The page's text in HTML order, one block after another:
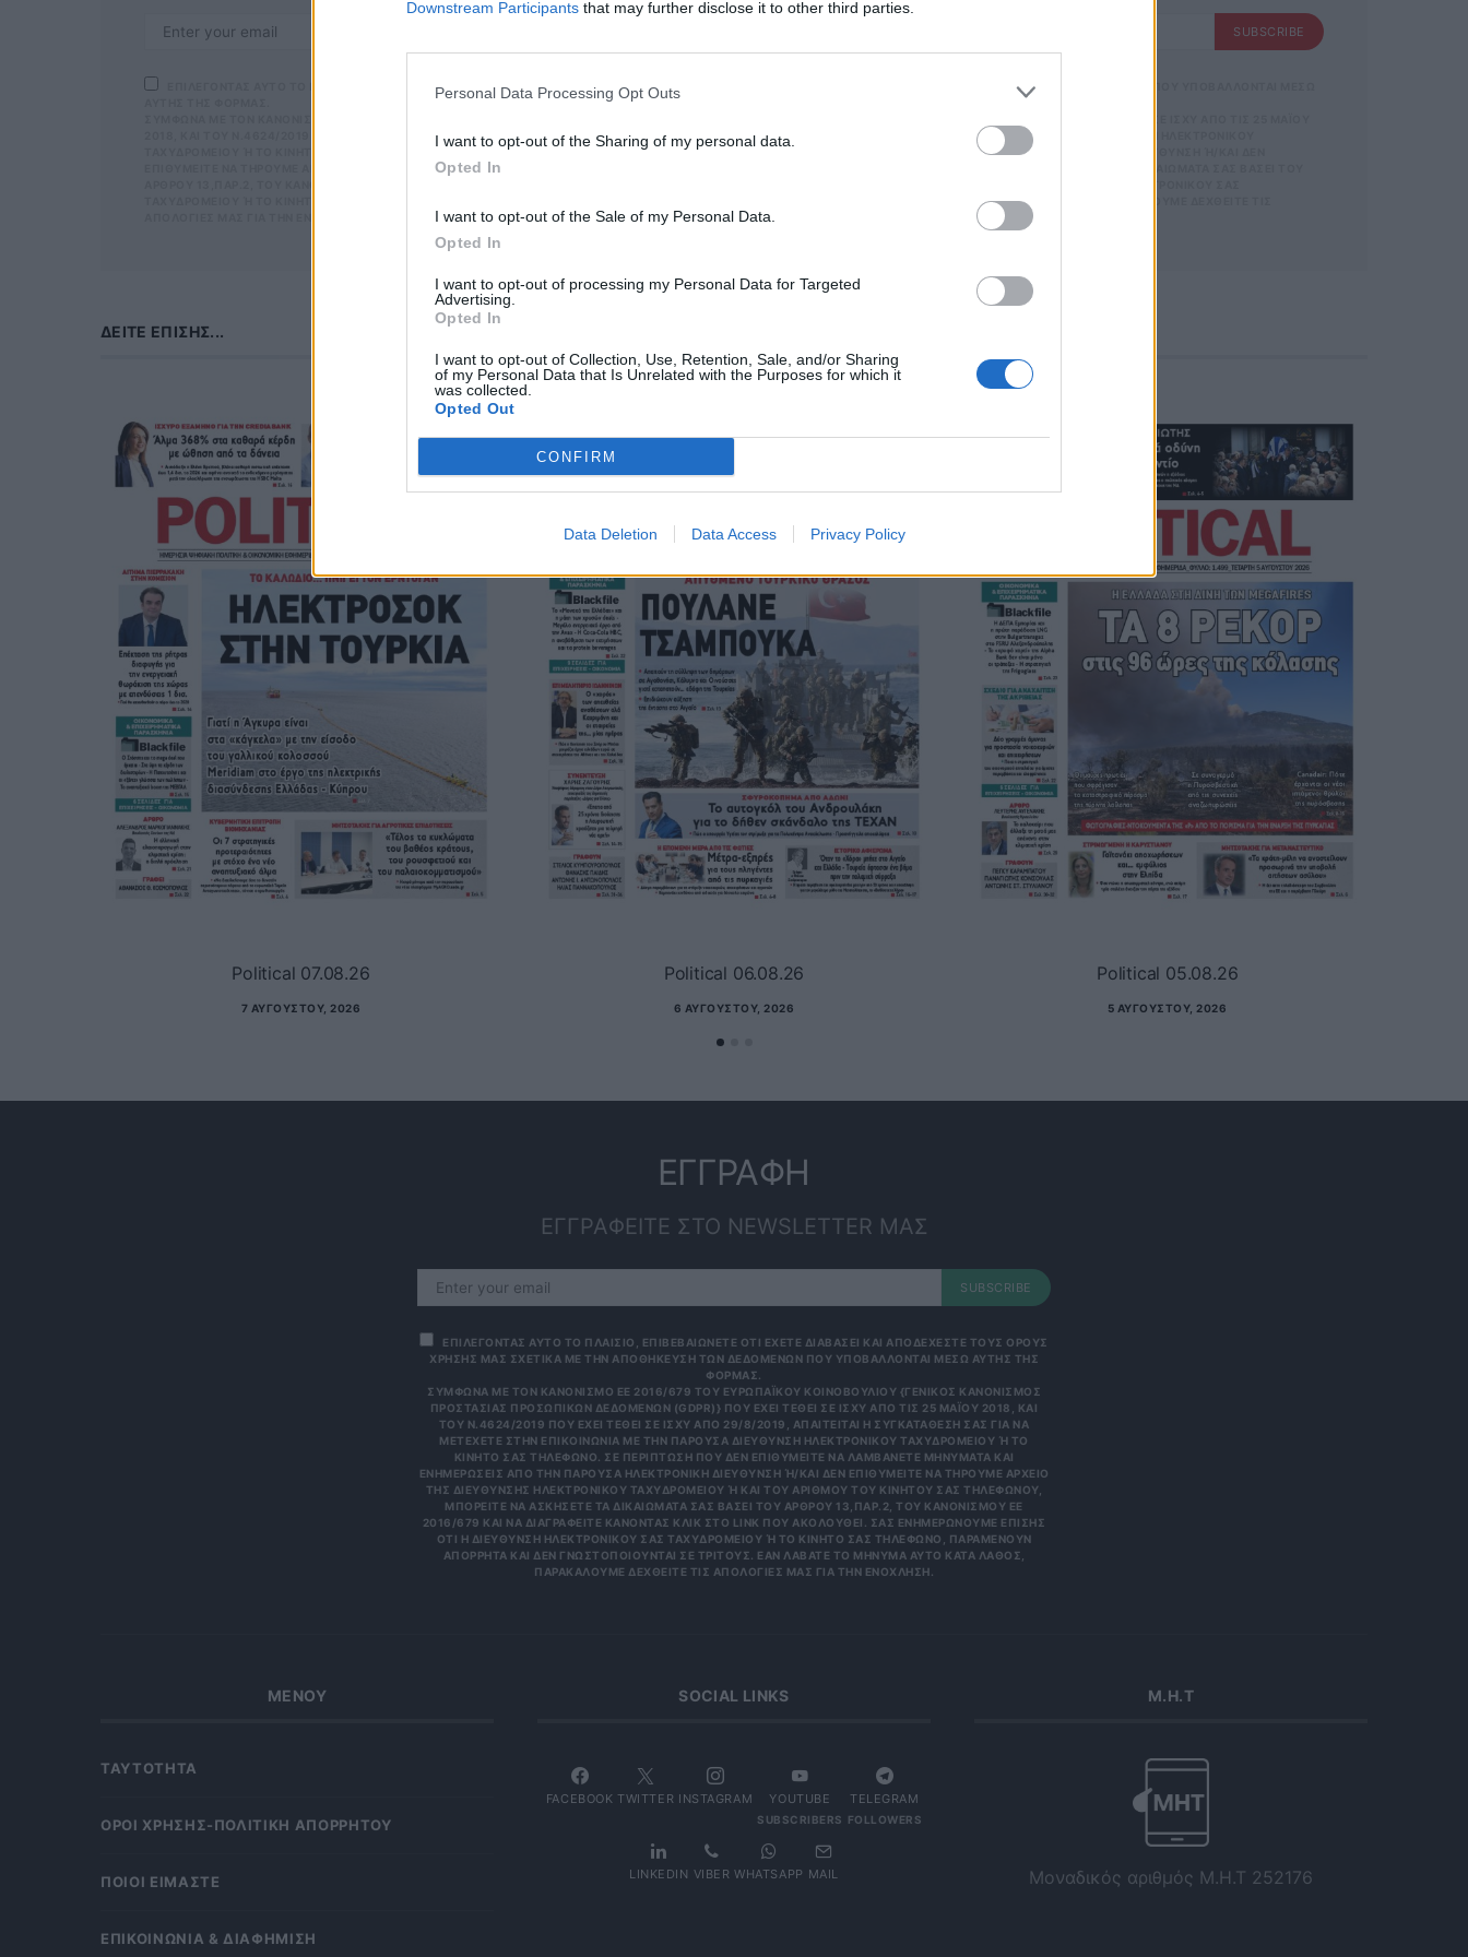
Downstream Participants that may further disclose it to other third parties.
Personal Data Processing Opt Outs
I want to opt-out of the Sharing of my personal data.
Opted In
I want to opt-out of the Sale of my Personal Data.
Opted In
I want to opt-out of processing my Personal Data for Targeted
Advertising.
Opted In
I want to opt-out of Collection, Use, Retention, Sale, and/or Sharing
of my Personal Data that Is Unrelated with the Purposes for which it
was collected.
Opted Out
CONFIRM
Data Deletion Data Access Privacy Policy
SUBSCRIBE
ΕΠΙΛΕΓΟΝΤΑΣ ΑΥΤΟ ΤΟ ΠΛΑΙΣΙΟ, ΕΠΙΒΕΒΑΙΩΝΕΤΕ ΟΤΙ ΕΧΕΤΕ ΔΙΑΒΑΣΕΙ ΚΑΙ ΑΠΟΔΕΧΕΣΤΕ ΤΟΥΣ ΟΡΟΥΣ ΧΡΗΣΗΣ ΜΑΣ ΣΧΕΤΙΚΑ ΜΕ ΤΗΝ ΑΠΟΘΗΚΕΥΣΗ ΤΩΝ ΔΕΔΟΜΕΝΩΝ ΠΟΥ ΥΠΟΒΑΛΛΟΝΤΑΙ ΜΕΣΩ
2018, ΚΑΙ ΤΟΥ Ν.4624/2019 ΠΟΥ ΈΧΕΙ ΤΕΘΕΊ ΣΕ ΙΣΧΎ ΑΠΌ 29/8/2019, ΑΠΑΙΤΕΊΤΑΙ Η ΣΥΓΚΑΤΆΘΕΣΉ ΣΑΣ ΓΙΑ ΝΑ ΜΕΤΈΧΕΤΕ ΣΤΗΝ ΕΠΙΚΟΙΝΩΝΊΑ ΜΕ ΤΗΝ ΠΑΡΟΎΣΑ ΔΙΕΎΘΥΝΣΗ ΗΛΕΚΤΡΟΝΙΚΟΎ
ΤΑΧΥΔΡΟΜΕΊΟΥ Ή ΤΟ ΚΙΝΗΤΌ ΣΑΣ ΤΗΛΈΦΩΝΟ. ΣΕ ΠΕΡΊΠΤΩΣΗ ΠΟΥ ΔΕΝ ΕΠΙΘΥΜΕΊΤΕ ΝΑ ΛΑΜΒΆΝΕΤΕ ΜΗΝΎΜΑΤΑ ΚΑΙ ΕΝΗΜΕΡΏΣΕΙΣ ΑΠΌ ΤΗΝ ΠΑΡΟΎΣΑ ΗΛΕΚΤΡΟΝΙΚΉ ΔΙΕΎΘΥΝΣΗ Ή/ΚΑΙ ΔΕΝ ΕΠ
ΙΘΥΜΕΊΤΕ ΝΑ ΤΗΡΟΎΜΕ ΑΡΧΕΊΟ ΤΗΣ ΔΙΕΎΘΥΝΣΗΣ ΗΛΕΚΤΡΟΝΙΚΟΎ ΤΑΧΥΔΡΟΜΕΊΟΥ Ή ΚΑΙ ΤΟΥ ΑΡΙΘΜΟΎ ΤΟΥ ΚΙΝΗΤΟΎ ΣΑΣ ΤΗΛΕΦΏΝΟΥ, ΜΠΟΡΕΊΤΕ ΝΑ ΑΣΚΉΣΕΤΕ ΤΑ ΔΙΚΑΙΏΜΑΤΆ ΣΑΣ ΒΆΣΕΙ ΤΟΥ ΆΡΘ
ΥΔΡΟΜΕΊΟΥ Ή ΤΟ ΚΙΝΗΤΌ ΣΑΣ ΤΗΛΈΦΩΝΟ, ΠΑΡΑΜΈΝΟΥΝ ΑΠΌΡΡΗΤΑ ΚΑΙ ΔΕΝ ΓΝΩΣΤΟΠΟΙΟΎΝΤΑΙ ΣΕ ΤΡΊΤΟΥΣ. ΕΆΝ ΛΆΒΑΤΕ ΤΟ ΜΉΝΥΜΑ ΑΥΤΌ ΚΑΤΆ ΛΆΘΟΣ, ΠΑΡΑΚΑΛΟΎΜΕ ΔΕΧΘΕΊΤΕ ΤΙΣ ΑΠΟΛ
ΔΕΊΤΕ ΕΠΊΣΗΣ...
Political 07.08.26
7 ΑΥΓΟΎΣΤΟΥ, 2026
Political 06.08.26
6 ΑΥΓΟΎΣΤΟΥ, 2026
Political 05.08.26
5 ΑΥΓΟΎΣΤΟΥ, 2026
ΕΓΓΡΑΦΗ
ΕΓΓΡΑΦΕΙΤΕ ΣΤΟ NEWSLETTER ΜΑΣ
SUBSCRIBE
ΕΠΙΛΕΓΟΝΤΑΣ ΑΥΤΟ ΤΟ ΠΛΑΙΣΙΟ, ΕΠΙΒΕΒΑΙΩΝΕΤΕ ΟΤΙ ΕΧΕΤΕ ΔΙΑΒΑΣΕΙ ΚΑΙ ΑΠΟΔΕΧΕΣΤΕ ΤΟΥΣ ΟΡΟΥΣ
ΧΡΗΣΗΣ ΜΑΣ ΣΧΕΤΙΚΑ ΜΕ ΤΗΝ ΑΠΟΘΗΚΕΥΣΗ ΤΩΝ ΔΕΔΟΜΕΝΩΝ ΠΟΥ ΥΠΟΒΑΛΛΟΝΤΑΙ ΜΕΣΩ ΑΥΤΗΣ ΤΗΣ
ΦΟΡΜΑΣ.
ΣΎΜΦΩΝΑ ΜΕ ΤΟΝ ΚΑΝΟΝΙΣΜΌ ΕΕ 2016/679 ΤΟΥ ΕΥΡΩΠΑΪΚΟΎ ΚΟΙΝΟΒΟΥΛΊΟΥ {ΓΕΝΙΚΌΣ ΚΑΝΟΝΙΣΜΌΣ
ΠΡΟΣΤΑΣΊΑΣ ΠΡΟΣΩΠΙΚΏΝ ΔΕΔΟΜΈΝΩΝ (GDPR)} ΠΟΥ ΈΧΕΙ ΤΕΘΕΊ ΣΕ ΙΣΧΎ ΑΠΌ ΤΙΣ 25 ΜΑΪ́ΟΥ 2018, ΚΑΙ
ΤΟΥ Ν.4624/2019 ΠΟΥ ΈΧΕΙ ΤΕΘΕΊ ΣΕ ΙΣΧΎ ΑΠΌ 29/8/2019, ΑΠΑΙΤΕΊΤΑΙ Η ΣΥΓΚΑΤΆΘΕΣΉ ΣΑΣ ΓΙΑ ΝΑ
ΜΕΤΈΧΕΤΕ ΣΤΗΝ ΕΠΙΚΟΙΝΩΝΊΑ ΜΕ ΤΗΝ ΠΑΡΟΎΣΑ ΔΙΕΎΘΥΝΣΗ ΗΛΕΚΤΡΟΝΙΚΟΎ ΤΑΧΥΔΡΟΜΕΊΟΥ Ή ΤΟ Κ
ΙΝΗΤΌ ΣΑΣ ΤΗΛΈΦΩΝΟ. ΣΕ ΠΕΡΊΠΤΩΣΗ ΠΟΥ ΔΕΝ ΕΠΙΘΥΜΕΊΤΕ ΝΑ ΛΑΜΒΆΝΕΤΕ ΜΗΝΎΜΑΤΑ ΚΑΙ Ε
ΝΗΜΕΡΏΣΕΙΣ ΑΠΌ ΤΗΝ ΠΑΡΟΎΣΑ ΗΛΕΚΤΡΟΝΙΚΉ ΔΙΕΎΘΥΝΣΗ Ή/ΚΑΙ ΔΕΝ ΕΠΙΘΥΜΕΊΤΕ ΝΑ ΤΗΡΟΎΜΕ ΑΡΧΕΊΟ ΤΗ
Σ ΔΙΕΎΘΥΝΣΗΣ ΗΛΕΚΤΡΟΝΙΚΟΎ ΤΑΧΥΔΡΟΜΕΊΟΥ Ή ΚΑΙ ΤΟΥ ΑΡΙΘΜΟΎ ΤΟΥ ΚΙΝΗΤΟΎ ΣΑΣ ΤΗΛΕΦΏΝΟΥ, ΜΠΟ
ΡΕΊΤΕ ΝΑ ΑΣΚΉΣΕΤΕ ΤΑ ΔΙΚΑΙΏΜΑΤΆ ΣΑΣ ΒΆΣΕΙ ΤΟΥ ΆΡΘΡΟΥ 13,ΠΑΡ.2, ΤΟΥ ΚΑΝΟΝΙΣΜΟΎ ΕΕ 201
6/679 ΚΑΙ ΝΑ ΔΙΑΓΡΑΦΕΊΤΕ ΚΆΝΟΝΤΑΣ ΚΛΙΚ ΣΤΟ LINK ΠΟΥ ΑΚΟΛΟΥΘΕΊ. ΣΑΣ ΕΝΗΜΕΡΏΝΟΥΜΕ ΕΠΊΣΗΣ ΌΤΙ
Η ΔΙΕΎΘΥΝΣΗ ΗΛΕΚΤΡΟΝΙΚΟΎ ΣΑΣ ΤΑΧΥΔΡΟΜΕΊΟΥ Ή ΤΟ ΚΙΝΗΤΌ ΣΑΣ ΤΗΛΈΦΩΝΟ, ΠΑΡΑΜΈΝΟΥΝ ΑΠΌΡ
ΡΗΤΑ ΚΑΙ ΔΕΝ ΓΝΩΣΤΟΠΟΙΟΎΝΤΑΙ ΣΕ ΤΡΊΤΟΥΣ. ΕΆΝ ΛΆΒΑΤΕ ΤΟ ΜΉΝΥΜΑ ΑΥΤΌ ΚΑΤΆ ΛΆΘΟΣ, ΠΑΡΑ
ΚΑΛΟΎΜΕ ΔΕΧΘΕΊΤΕ ΤΙΣ ΑΠΟΛΟΓΊΕΣ ΜΑΣ ΓΙΑ ΤΗΝ ΕΝΌΧΛΗΣΗ.
ΜΕΝΟΥ
ΤΑΥΤΟΤΗΤΑ
OΡΟΙ ΧΡΗΣΗΣ-ΠΟΛΙΤΙΚΗ ΑΠΟΡΡΗΤΟΥ
ΠΟΙΟΙ ΕΙΜΑΣΤΕ
ΕΠΙΚΟΙΝΩΝΙΑ & ΔΙΑΦΗΜΙΣΗ
SOCIAL LINKS
FACEBOOK TWITTER INSTAGRAM YOUTUBE
SUBSCRIBERS
TELEGRAM
FOLLOWERS
LINKEDIN VIBER WHATSAPP MAIL
Μ.Η.Τ
Μοναδικός αριθμός Μ.Η.Τ 252176
ΕΝΤΕΛΩΣ ΔΩΡΕΑΝ ΣΤΟ EMAIL ΣΑΣ
ΜΑΣ ΣΧΕΤΙΚΑ ΜΕ ΤΗΝ ΑΠΟΘΗΚΕΥΣΗ ΤΩΝ ΔΕΔΟΜΕΝΩΝ ΠΟΥ ΥΠΟΒΑΛΛΟΝΤΑΙ ΜΕΣΩ ΑΥΤΗΣ ΤΗΣ ΦΟΡΜΑΣ.
ΣΎΜΦΩΝΑ ΜΕ ΤΟΝ ΚΑΝΟΝΙΣΜΌ ΕΕ 2016/679 ΤΟΥ ΕΥΡΩΠΑΪΚΟΎ ΚΟΙΝΟΒΟΥΛΊΟΥ {ΓΕΝΙΚΌΣ ΚΑΝΟΝΙΣΜΌΣ
ΠΡΟΣΤΑΣΊΑΣ ΠΡΟΣΩΠΙΚΏΝ ΔΕΔΟΜΈΝΩΝ (GDPR)} ΠΟΥ ΈΧΕΙ ΤΕΘΕΊ ΣΕ ΙΣΧΎ ΑΠΌ ΤΙΣ 25 ΜΑΪ́ΟΥ 2018, ΚΑΙ ΤΟΥ
ΕΠΙΚΟΙΝΩΝΊΑ ΜΕ ΤΗΝ ΠΑΡΟΎΣΑ ΔΙΕΎΘΥΝΣΗ ΗΛΕΚΤΡΟΝΙΚΟΎ ΤΑΧΥΔΡΟΜΕΊΟΥ Ή ΤΟ ΚΙΝΗΤΌ ΣΑΣ ΤΗΛΈΦΩΝΟ. ΣΕ Π
ΕΡΊΠΤΩΣΗ ΠΟΥ ΔΕΝ ΕΠΙΘΥΜΕΊΤΕ ΝΑ ΛΑΜΒΆΝΕΤΕ ΜΗΝΎΜΑΤΑ ΚΑΙ ΕΝΗΜΕΡΏΣΕΙΣ ΑΠΌ ΤΗΝ ΠΑΡΟΎΣΑ Η
ΛΕΚΤΡΟΝΙΚΉ ΔΙΕΎΘΥΝΣΗ Ή/ΚΑΙ ΔΕΝ ΕΠΙΘΥΜΕΊΤΕ ΝΑ ΤΗΡΟΎΜΕ ΑΡΧΕΊΟ ΤΗΣ ΔΙΕΎΘΥΝΣΗΣ ΗΛΕΚΤΡΟΝΙΚΟΎ ΤΑ
ΧΥΔΡΟΜΕΊΟΥ Ή ΚΑΙ ΤΟΥ ΑΡΙΘΜΟΎ ΤΟΥ ΚΙΝΗΤΟΎ ΣΑΣ ΤΗΛΕΦΏΝΟΥ, ΜΠΟΡΕΊΤΕ ΝΑ ΑΣΚΉΣΕΤΕ ΤΑ ΔΙΚΑΙΏΜΑΤΆ ΣΑΣ
ΑΚΟΛΟΥΘΕΊ. ΣΑΣ ΕΝΗΜΕΡΏΝΟΥΜΕ ΕΠΊΣΗΣ ΌΤΙ Η ΔΙΕΎΘΥΝΣΗ ΗΛΕΚΤΡΟΝΙΚΟΎ ΣΑΣ ΤΑΧΥΔΡΟΜΕΊΟΥ Ή ΤΟ ΚΙΝΗ
ΤΌ ΣΑΣ ΤΗΛΈΦΩΝΟ, ΠΑΡΑΜΈΝΟΥΝ ΑΠΌΡΡΗΤΑ ΚΑΙ ΔΕΝ ΓΝΩΣΤΟΠΟΙΟΎΝΤΑΙ ΣΕ ΤΡΊΤΟΥΣ. ΕΆΝ ΛΆΒΑΤΕ ΤΟ ΜΉΝΥ
ΜΑ ΑΥΤΌ ΚΑΤΆ ΛΆΘΟΣ, ΠΑΡΑΚΑΛΟΎΜΕ ΔΕΧΘΕΊΤΕ ΤΙΣ ΑΠΟΛΟΓΊΕΣ ΜΑΣ ΓΙΑ ΤΗΝ ΕΝΌΧΛΗΣΗ.